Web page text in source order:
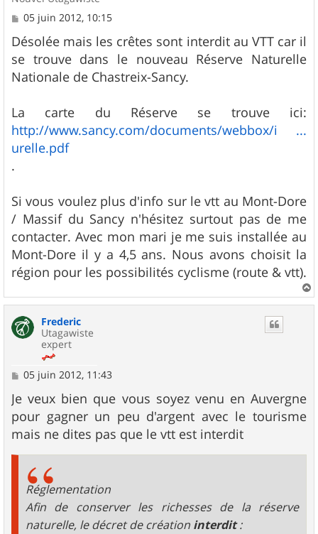
M
s
s
a
g
e
05 juin 2012, 10:15
Désolée mais les crêtes sont interdit au VTT car il
se trouve dans le nouveau Réserve Naturelle
Nationale de Chastreix-Sancy.
La carte du Réserve se trouve ici:
http://www.sancy.com/documents/webbox/i ...
urelle.pdf
.
Si vous voulez plus d'info sur le vtt au Mont-Dore
/ Massif du Sancy n'hésitez surtout pas de me
contacter. Avec mon mari je me suis installée au
Mont-Dore il y a 4,5 ans. Nous avons choisit la
région pour les possibilités cyclisme (route & vtt).
a
Frederic
Utagawiste
expert
M
s
s
a
g
e
05 juin 2012, 11:43
Je veux bien que vous soyez venu en Auvergne
pour gagner un peu d'argent avec le tourisme
mais ne dites pas que le vtt est interdit
Réglementation
Afin de conserver les richesses de la réserve
naturelle, le décret de création interdit: